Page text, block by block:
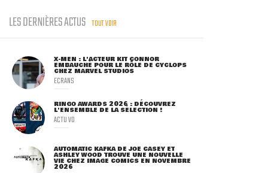
LES DERNIÈRES ACTUS TOUT VOIR
X-MEN : L'ACTEUR KIT CONNOR
EMBAUCHÉ POUR LE RÔLE DE CYCLOPS
CHEZ MARVEL STUDIOS
ECRANS
RINGO AWARDS 2026 : DÉCOUVREZ
L'ENSEMBLE DE LA SÉLECTION !
ACTU VO
AUTOMATIC KAFKA DE JOE CASEY ET
ASHLEY WOOD TROUVE UNE NOUVELLE
VIE CHEZ IMAGE COMICS EN NOVEMBRE
2026